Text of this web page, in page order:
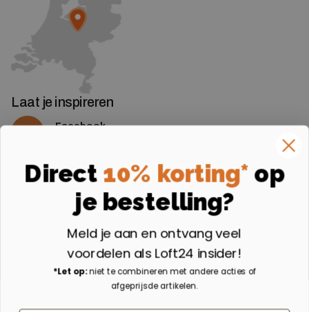
Laat je inspireren
Facebook
Instagram
Volg ons op Instagram
Aangesloten bij
Direct 10% korting* op
je bestelling?
Meld je aan en ontvang veel
voordelen als Loft24 insider!
*Let op:niet te combineren met andere acties of
afgeprijsde artikelen.